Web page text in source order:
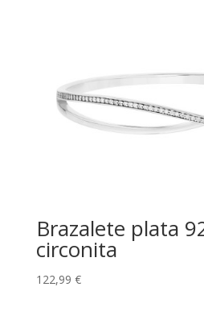
Brazalete plata
circonita
122,99 €